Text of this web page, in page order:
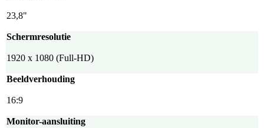
23,8"
Schermresolutie
1920 x 1080 (Full-HD)
Beeldverhouding
16:9
Monitor-aansluiting